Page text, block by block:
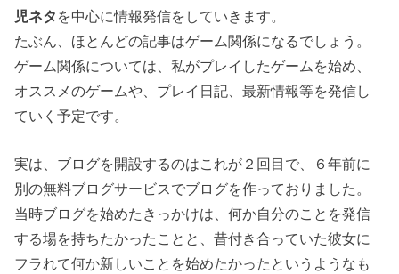
児ネタ を中心に情報発信をしていきます。
たぶん、ほとんどの記事はゲーム関係になるでしょう。
ゲーム関係については、私がプレイしたゲームを始め、
オススメのゲームや、プレイ日記、最新情報等を発信し
ていく予定です。
実は、ブログを開設するのはこれが２回目で、６年前に
別の無料ブログサービスでブログを作っておりました。
当時ブログを始めたきっかけは、何か自分のことを発信
する場を持ちたかったことと、昔付き合っていた彼女に
フラれて何か新しいことを始めたかったというようなも